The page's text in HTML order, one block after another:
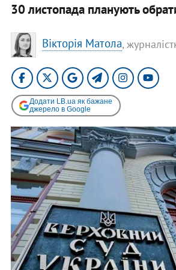
30 листопада планують
Вікторія Матола,
Додати LB.ua як бажане
джерело в Google